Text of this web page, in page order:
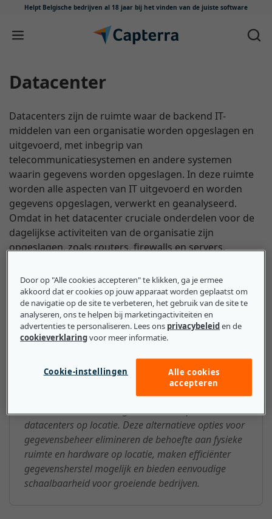
Helpt Belgische bedrijven al 18 jaar bij het vinden van de juiste software
Meteen naar content
Datacenter
Datacenters zijn de ruimte waar de backend IT-
middelen van een organisatie worden opgeslagen en
uitgevoerd, met inbegrip van
telecommunicatiesystemen en andere systemen
waarin gegevens worden opgeslagen. In deze ruimte
worden alle aspecten van IT uitgevoerd en worden
gegevens opgeslagen, verwerkt en geanalyseerd.
Omdat in het datacenter cruciale onderdelen voor de
dagelijkse activiteiten van de organisatie zijn
opgeslagen, zoals routers, firewalls en servers,
worden beschermd.
Wat mkb-bedrijven moeten
weten over de Datacenter
Veel mkb-bedrijven maken gebruik van datacenters
in de cloud, gedeelde fysieke datacenters of
datacenters voor managed services in plaats van
datacenters op locatie. Deze alternatieve opties voor
gegevensbeheer elimineren de behoefte aan fysieke
ruimte en hardware op locatie, maken efficiënter
gegevensherstel mogelijk en bieden eenvoudige
schaalbaarheid voor groeiende bedrijven.
Door op "Alle cookies accepteren" te klikken, ga je ermee
akkoord dat er cookies op jouw apparaat worden geplaatst om
de navigatie op de site te verbeteren, het gebruik van de site te
analyseren, ons te helpen bij marketingactiviteiten en
advertenties te personaliseren. Lees ons privacybeleiden de
cookieverklaringvoor meer informatie.
Cookie-instellingen
Alle cookies
accepteren